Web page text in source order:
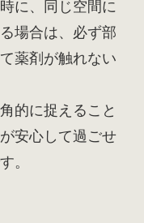
に、同じ空間に
場合は、必ず部
薬剤が触れない
的に捉えること
安心して過ごせ
。